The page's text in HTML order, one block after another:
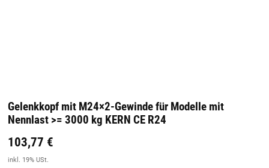
Gelenkkopf mit M24×2-Gewinde für Modelle mit
Nennlast >= 3000 kg KERN CE R24
Preis: 19,44 €inkl. 19% USt.
103,77 €
inkl. 19% USt.